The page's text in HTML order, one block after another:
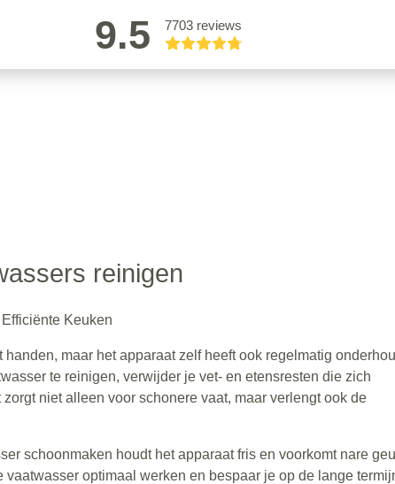
9.5 7703 reviews
reinigen
Keuken
maar het apparaat zelf heeft ook regelmatig
te reinigen, verwijder je vet- en etensresten die zich
niet alleen voor schonere vaat, maar verlengt ook de
schoonmaken houdt het apparaat fris en voorkomt nare
optimaal werken en bespaar je op de lange